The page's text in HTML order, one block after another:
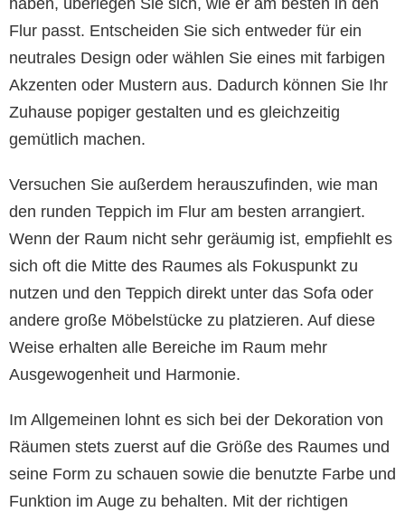
haben, überlegen Sie sich, wie er am besten in den
Flur passt. Entscheiden Sie sich entweder für ein
neutrales Design oder wählen Sie eines mit farbigen
Akzenten oder Mustern aus. Dadurch können Sie Ihr
Zuhause popiger gestalten und es gleichzeitig
gemütlich machen.
Versuchen Sie außerdem herauszufinden, wie man
den runden Teppich im Flur am besten arrangiert.
Wenn der Raum nicht sehr geräumig ist, empfiehlt es
sich oft die Mitte des Raumes als Fokuspunkt zu
nutzen und den Teppich direkt unter das Sofa oder
andere große Möbelstücke zu platzieren. Auf diese
Weise erhalten alle Bereiche im Raum mehr
Ausgewogenheit und Harmonie.
Im Allgemeinen lohnt es sich bei der Dekoration von
Räumen stets zuerst auf die Größe des Raumes und
seine Form zu schauen sowie die benutzte Farbe und
Funktion im Auge zu behalten. Mit der richtigen